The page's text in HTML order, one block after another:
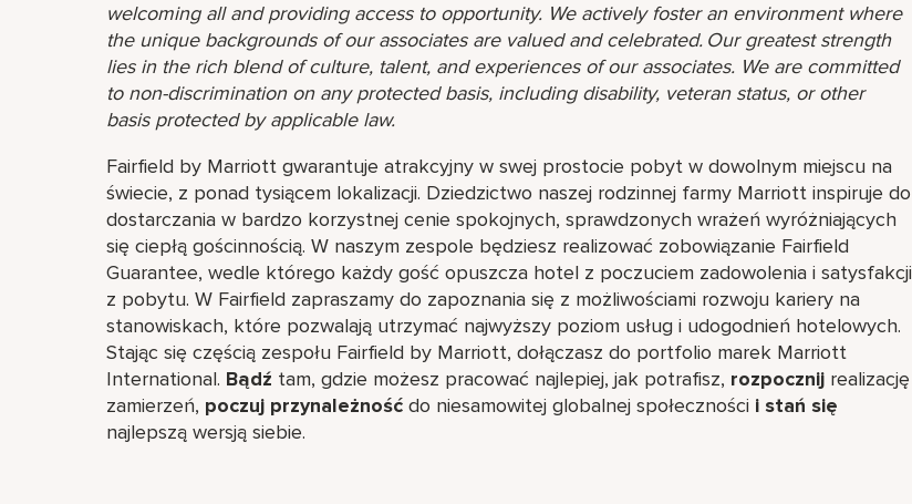
welcoming all and providing access to opportunity. We actively foster an environment where
the unique backgrounds of our associates are valued and celebrated. Our greatest strength
lies in the rich blend of culture, talent, and experiences of our associates. We are committed
to non-discrimination on any protected basis, including disability, veteran status, or other
basis protected by applicable law.
Fairfield by Marriott gwarantuje atrakcyjny w swej prostocie pobyt w dowolnym miejscu na
świecie, z ponad tysiącem lokalizacji. Dziedzictwo naszej rodzinnej farmy Marriott inspiruje do
dostarczania w bardzo korzystnej cenie spokojnych, sprawdzonych wrażeń wyróżniających
się ciepłą gościnnością. W naszym zespole będziesz realizować zobowiązanie Fairfield
Guarantee, wedle którego każdy gość opuszcza hotel z poczuciem zadowolenia i satysfakcji
z pobytu. W Fairfield zapraszamy do zapoznania się z możliwościami rozwoju kariery na
stanowiskach, które pozwalają utrzymać najwyższy poziom usług i udogodnień hotelowych.
Stając się częścią zespołu Fairfield by Marriott, dołączasz do portfolio marek Marriott
International. Bądź tam, gdzie możesz pracować najlepiej, jak potrafisz, rozpocznij realizację
zamierzeń, poczuj przynależność do niesamowitej globalnej społeczności i stań się
najlepszą wersją siebie.